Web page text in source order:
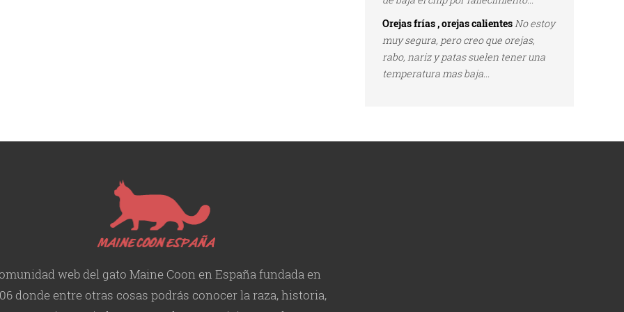
Orejas frías , orejas calientesNo estoy
muy segura, pero creo que orejas,
rabo, nariz y patas suelen tener una
temperatura mas baja...
web del gato Maine Coon en España fundada en
donde entre otras cosas podrás conocer la raza, historia,